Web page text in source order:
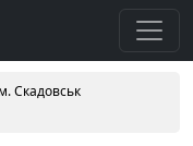
м. Скадовськ